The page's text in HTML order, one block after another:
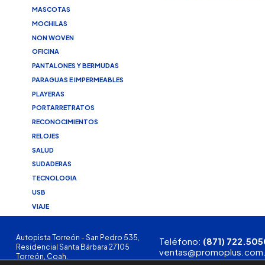
MASCOTAS
MOCHILAS
NON WOVEN
OFICINA
PANTALONES Y BERMUDAS
PARAGUAS E IMPERMEABLES
PLAYERAS
PORTARRETRATOS
RECONOCIMIENTOS
RELOJES
SALUD
SUDADERAS
TECNOLOGIA
USB
VIAJE
Autopista Torreón - San Pedro 535,
Residencial Santa Bárbara 27105
Torreón, Coah.
Teléfono: (871)